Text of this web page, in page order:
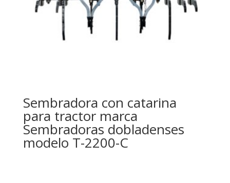
Sembradora con catarina
para tractor marca
Sembradoras dobladenses
modelo T-2200-C